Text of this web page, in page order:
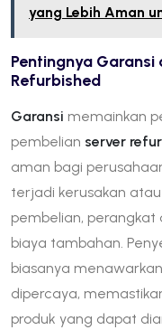
yang Lebih Aman
Pentingnya Garansi
Refurbished
Garansi memainkan
pembelian server
aman bagi
terjadi kerusakan
pembelian,
biaya tambahan.
biasanya
dipercaya,
produk yang dapat